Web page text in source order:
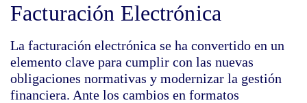
Facturación Electrónica
La facturación electrónica se ha convertido en un
elemento clave para cumplir con las nuevas
obligaciones normativas y modernizar la gestión
financiera. Ante los cambios en formatos